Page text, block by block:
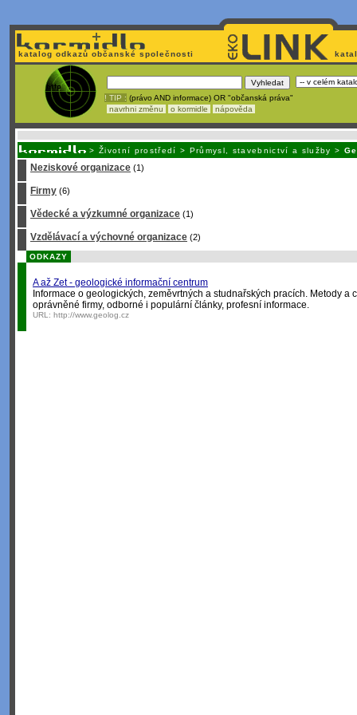
katalog odkazů občanské společnosti
! TIP : (právo AND informace) OR "občanská práva"
navrhni změnu
o kormidle nápověda
> Životní prostředí > Průmysl, stavebnictví a služby >
Neziskové organizace (1)
Firmy (6)
Vědecké a výzkumné organizace (1)
Vzdělávací a výchovné organizace (2)
ODKAZY
A až Zet - geologické informační centrum
Informace o geologických, zeměvrtných a studnařských pracích. Metody a
oprávněné firmy, odborné i populární články, profesní informace.
URL: http://www.geolog.cz